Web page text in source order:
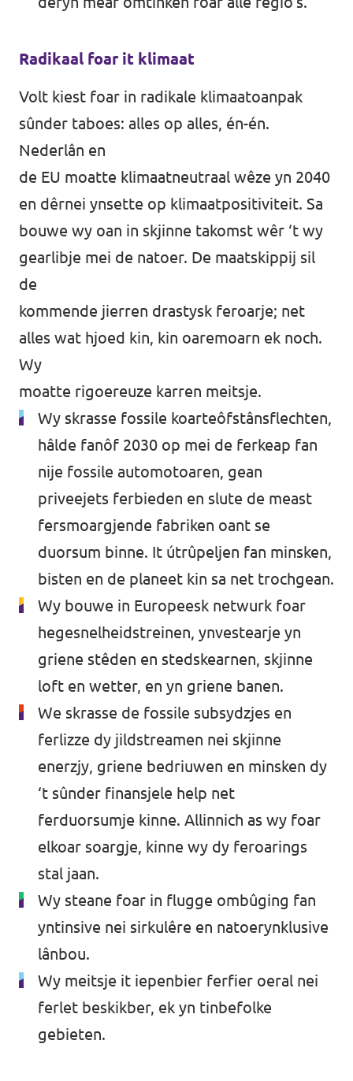
Radikaal foar it klimaat
Volt kiest foar in radikale klimaatoanpak
sûnder taboes: alles op alles, én-én.
Nederlân en
de EU moatte klimaatneutraal wêze yn 2040
en dêrnei ynsette op klimaatpositiviteit. Sa
bouwe wy oan in skjinne takomst wêr ‘t wy
gearlibje mei de natoer. De maatskippij sil
de
kommende jierren drastysk feroarje; net
alles wat hjoed kin, kin oaremoarn ek noch.
Wy
moatte rigoereuze karren meitsje.
Wy skrasse fossile koarteôfstânsflechten,
hâlde fanôf 2030 op mei de ferkeap fan
nije fossile automotoaren, gean
priveejets ferbieden en slute de meast
fersmoargjende fabriken oant se
duorsum binne. It útrûpeljen fan minsken,
bisten en de planeet kin sa net trochgean.
Wy bouwe in Europeesk netwurk foar
hegesnelheidstreinen, ynvestearje yn
griene stêden en stedskearnen, skjinne
loft en wetter, en yn griene banen.
We skrasse de fossile subsydzjes en
ferlizze dy jildstreamen nei skjinne
enerzjy, griene bedriuwen en minsken dy
‘t sûnder finansjele help net
ferduorsumje kinne. Allinnich as wy foar
elkoar soargje, kinne wy dy feroarings
stal jaan.
Wy steane foar in flugge ombûging fan
yntinsive nei sirkulêre en natoerynklusive
lânbou.
Wy meitsje it iepenbier ferfier oeral nei
ferlet beskikber, ek yn tinbefolke
gebieten.